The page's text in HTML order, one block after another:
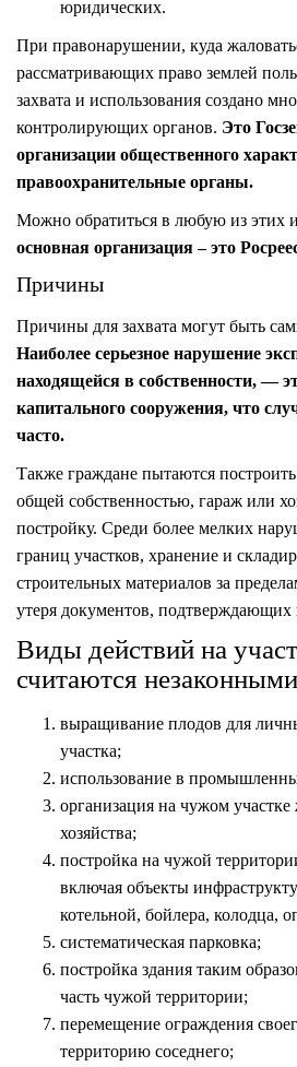
юридических.
При правонарушении, куда
рассматривающих право землей
захвата и использования создано
контролирующих органов. Это
организации общественного
правоохранительные органы.
Можно обратиться в любую из этих
основная организация – это
Причины
Причины для захвата могут быть
Наиболее серьезное нарушение
находящейся в собственности, —
капитального сооружения, что
часто.
Также граждане пытаются
общей собственностью, гараж или
постройку. Среди более мелких
границ участков, хранение и
строительных материалов за
утеря документов, подтверждающих
Виды действий на
считаются незаконными
выращивание плодов для
участка;
использование в
организация на чужом
хозяйства;
постройка на чужой
включая объекты
котельной, бойлера, колодца,
систематическая парковка;
постройка здания таким
часть чужой территории;
перемещение ограждения
территорию соседнего;